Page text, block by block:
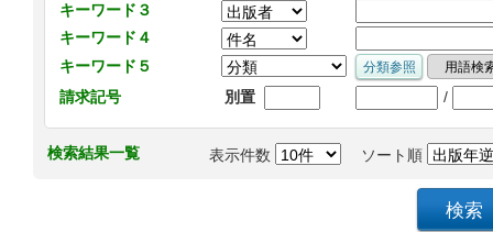
キーワード３
キーワード４
キーワード５
請求記号
別置 /
検索結果一覧 表示件数 ソート順